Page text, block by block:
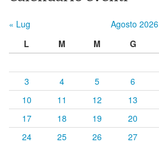
« Lug Agosto 2026
L
M M G
3
4 5 6
10
11 12 13
17
18 19 20
24
25 26 27